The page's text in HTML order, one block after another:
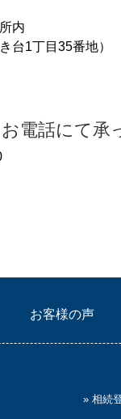
内
台1丁目35番地）
電話にて承
お客様の声
» 相続